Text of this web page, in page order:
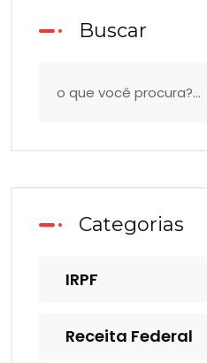
Buscar
Categorias
IRPF
Receita Federal